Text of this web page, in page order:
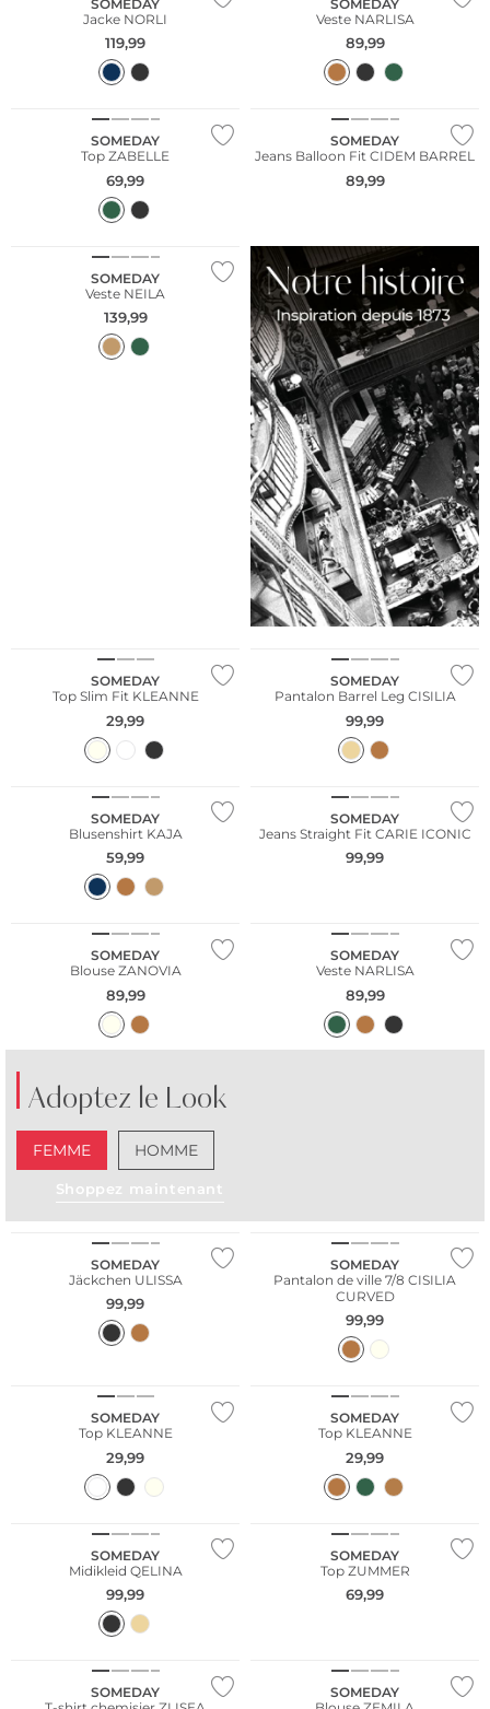
SOMEDAY
Jacke NORLI
119,99
SOMEDAY
Veste NARLISA
89,99
SOMEDAY
Top ZABELLE
69,99
SOMEDAY
Jeans Balloon Fit CIDEM BARREL
89,99
SOMEDAY
Veste NEILA
139,99
SOMEDAY
Top Slim Fit KLEANNE
29,99
SOMEDAY
Pantalon Barrel Leg CISILIA
99,99
SOMEDAY
Blusenshirt KAJA
59,99
SOMEDAY
Jeans Straight Fit CARIE ICONIC
99,99
SOMEDAY
Blouse ZANOVIA
89,99
SOMEDAY
Veste NARLISA
89,99
Adoptez le Look
FEMME HOMME
Shoppez maintenant
SOMEDAY
Jäckchen ULISSA
99,99
SOMEDAY
Pantalon de ville 7/8 CISILIA
CURVED
99,99
SOMEDAY
Top KLEANNE
29,99
SOMEDAY
Top KLEANNE
29,99
SOMEDAY
Midikleid QELINA
99,99
SOMEDAY
Top ZUMMER
69,99
SOMEDAY
SOMEDAY